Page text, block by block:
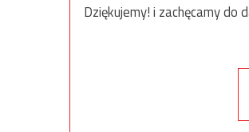
Dziękujemy! i zachęcamy do